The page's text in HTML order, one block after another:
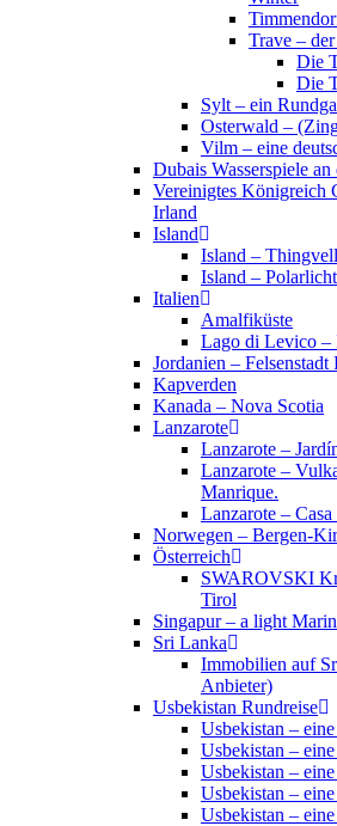
Trave –
Die
Die
Sylt – ein
Osterwald –
Vilm – eine
Dubais Wasserspiele
Vereinigtes Königreich
Irland
Island
Island –
Island –
Italien
Amalfiküste
Lago di Levico –
Jordanien – Felsenstadt
Kapverden
Kanada – Nova Scotia
Lanzarote
Lanzarote –
Lanzarote –
Manrique.
Lanzarote –
Norwegen – Bergen-
Österreich
SWAROVSKI
Tirol
Singapur – a light
Sri Lanka
Immobilien auf
Anbieter)
Usbekistan Rundreise
Usbekistan –
Usbekistan –
Usbekistan –
Usbekistan –
Usbekistan –